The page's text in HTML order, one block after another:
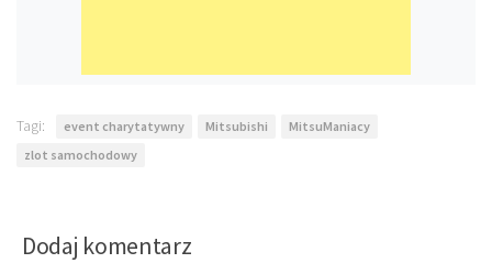
Tagi: event charytatywny Mitsubishi
MitsuManiacy
zlot samochodowy
Dodaj komentarz